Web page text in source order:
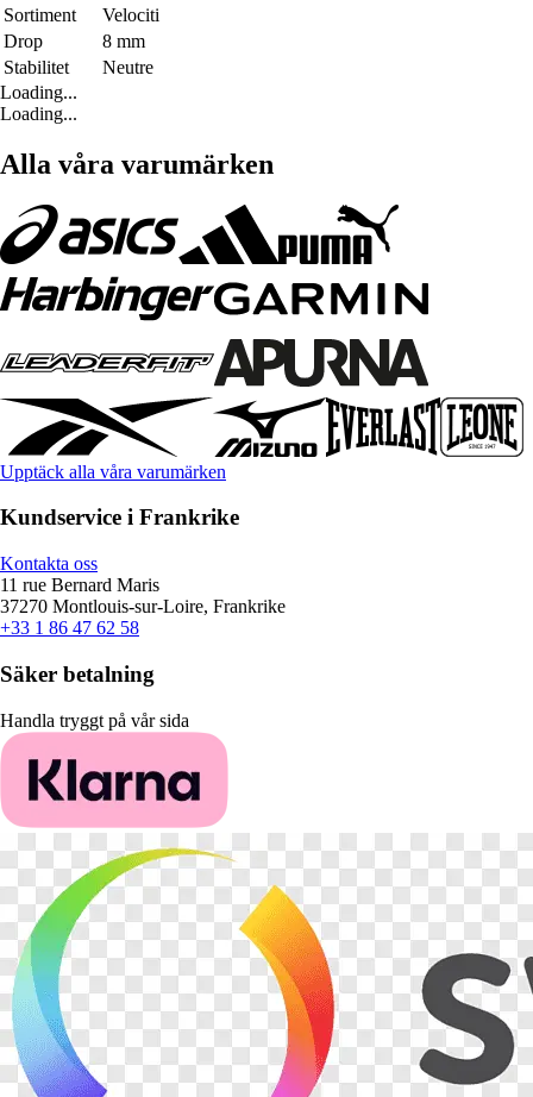
Sortiment
Velociti
Drop
8 mm
Stabilitet
Neutre
Loading...
Loading...
Alla våra varumärken
Upptäck alla våra varumärken
Kundservice i Frankrike
Kontakta oss
11 rue Bernard Maris
37270 Montlouis-sur-Loire, Frankrike
+33 1 86 47 62 58
Säker betalning
Handla tryggt på vår sida